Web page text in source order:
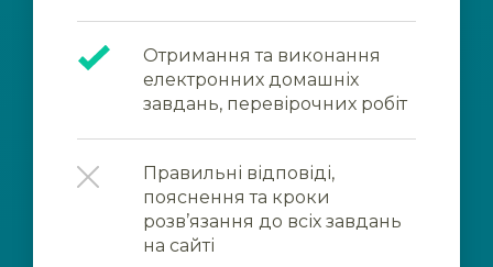
Отримання та виконання
електронних домашніх
завдань, перевірочних робіт
Правильні відповіді,
пояснення та кроки
розв’язання до всіх завдань
на сайті